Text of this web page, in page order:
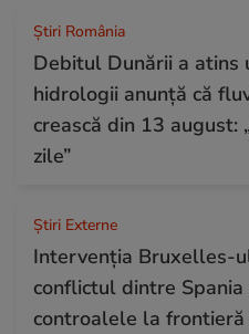
Știri România
Debitul Dunării a atins
hidrologii anunță că
crească din 13 august:
zile”
Știri Externe
Intervenția Bruxelles-
conflictul dintre
controalele la frontieră